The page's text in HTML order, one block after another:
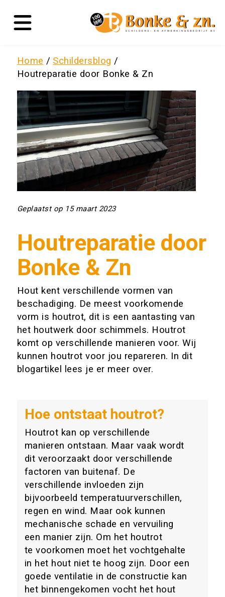
Home
Schildersblog
Houtreparatie door Bonke & Zn
Geplaatst op 15 maart 2023
Houtreparatie door
Bonke & Zn
Hout kent verschillende vormen van
beschadiging. De meest voorkomende
vorm is houtrot, dit is een aantasting van
het houtwerk door schimmels. Houtrot
komt op verschillende manieren voor. Wij
kunnen houtrot voor jou repareren. In dit
blogartikel lees je er meer over.
Hoe ontstaat houtrot?
Houtrot kan op verschillende
manieren ontstaan. Maar vaak wordt
dit veroorzaakt door verschillende
factoren van buitenaf. De
verschillende invloeden zijn
bijvoorbeeld temperatuurverschillen,
regen en wind. Maar ook kunnen
mechanische schade en vervuiling
een manier zijn. Om het houtrot
te voorkomen moet het vochtgehalte
in het hout niet te hoog zijn. Door een
goede ventilatie in de constructie kan
het binnengekomen vocht het hout